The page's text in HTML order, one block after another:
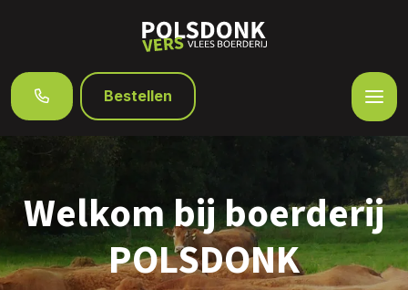
Bestellen
Welkom bij boerderij
POLSDONK